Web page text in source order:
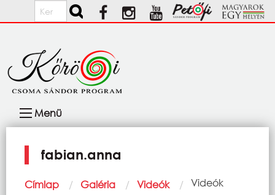
Ugrás a tartalomra
Keresés
navigáció
Menü
fabian.anna
Morzsa
Címlap Galéria Videók Current:
Videók